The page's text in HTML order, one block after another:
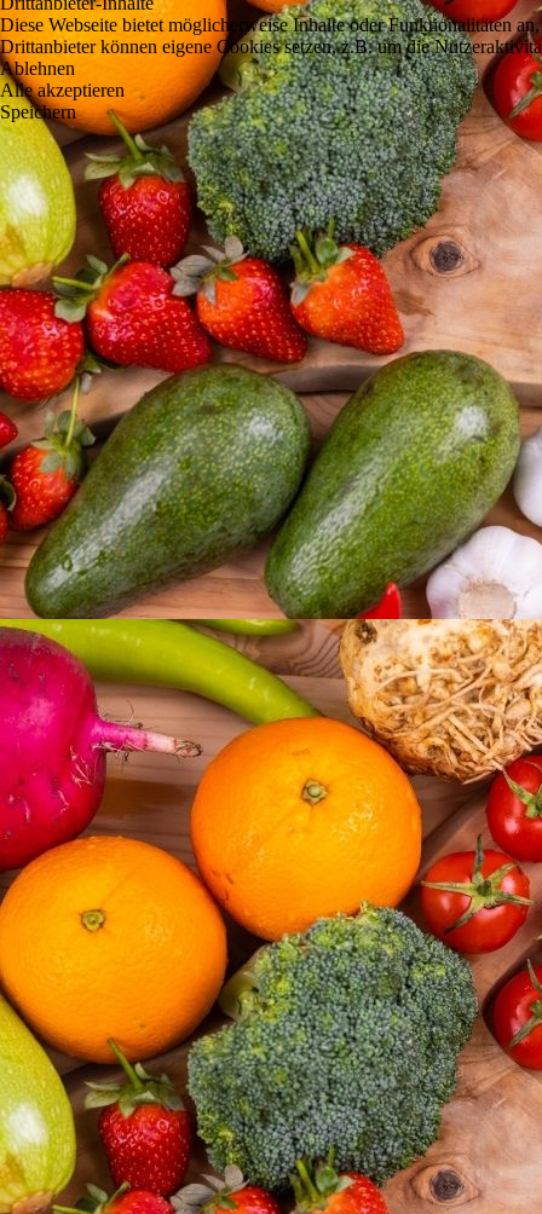
Diese Webseite bietet möglicherweise Inhalte oder Funktionalitäten
Drittanbieter können eigene Cookies setzen, z.B. um die
Ablehnen
Alle akzeptieren
Speichern